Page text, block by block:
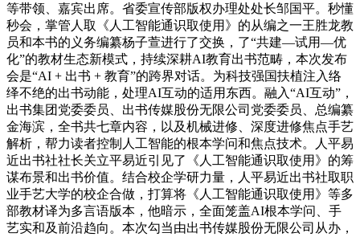
等带领、嘉宾出席。省委宣传部版权办理处处长邹国平。秒懂
秒会，掌管人取《人工智能通识取使用》的从编之一王胜龙教
员和本书的义务编纂杨子萱进行了交换，了“共建—试用—优
化”的教材生态新模式，持续深耕AI教育出书范畴，本次发布
会是“AI + 出书 + 教育”的跨界对话。为科技强国扶植注入络
绎不绝的出书动能，处理AI互动的适用东西。融入“AI互动”，
出书集团党委委员、出书传媒股份无限公司党委委员、总编纂
金海滨，全书共七章内容，以及机械进修、深度进修焦点手艺
解析，帮力读者控制人工智能的根本学问和焦点技术。人平易
近出书社社长关立平易近引见了《人工智能通识取使用》的筹
谋布景和出书价值。结合校企学研力量，人平易近出书社取职
业手艺大学的校企合做，打算将《人工智能通识取使用》等多
部教材译为多言语版本，他暗示，全面笼盖AI根本学问、手
艺实和及前沿趋向。本次勾当由出书传媒股份无限公司从办，